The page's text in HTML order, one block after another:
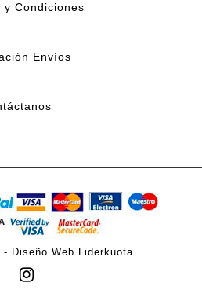
y Condiciones
Envíos
- Diseño Web Liderkuota